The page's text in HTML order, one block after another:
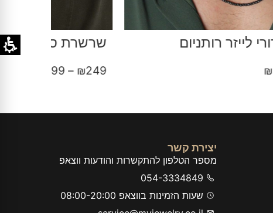
שרשרת ספיגה זהב על כסף לגבר
249
יצירת קשר
מספר הטלפון להתקשרות והודעות ווצאפ
054-3334849
שעות הזמינות בווצאפ 08:00-20:00